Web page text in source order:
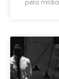
pela mídia